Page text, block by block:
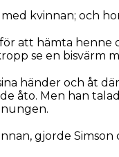
kvinnan; och
att hämta henne
se en bisvärm
händer och åt
åto. Men han
gjorde